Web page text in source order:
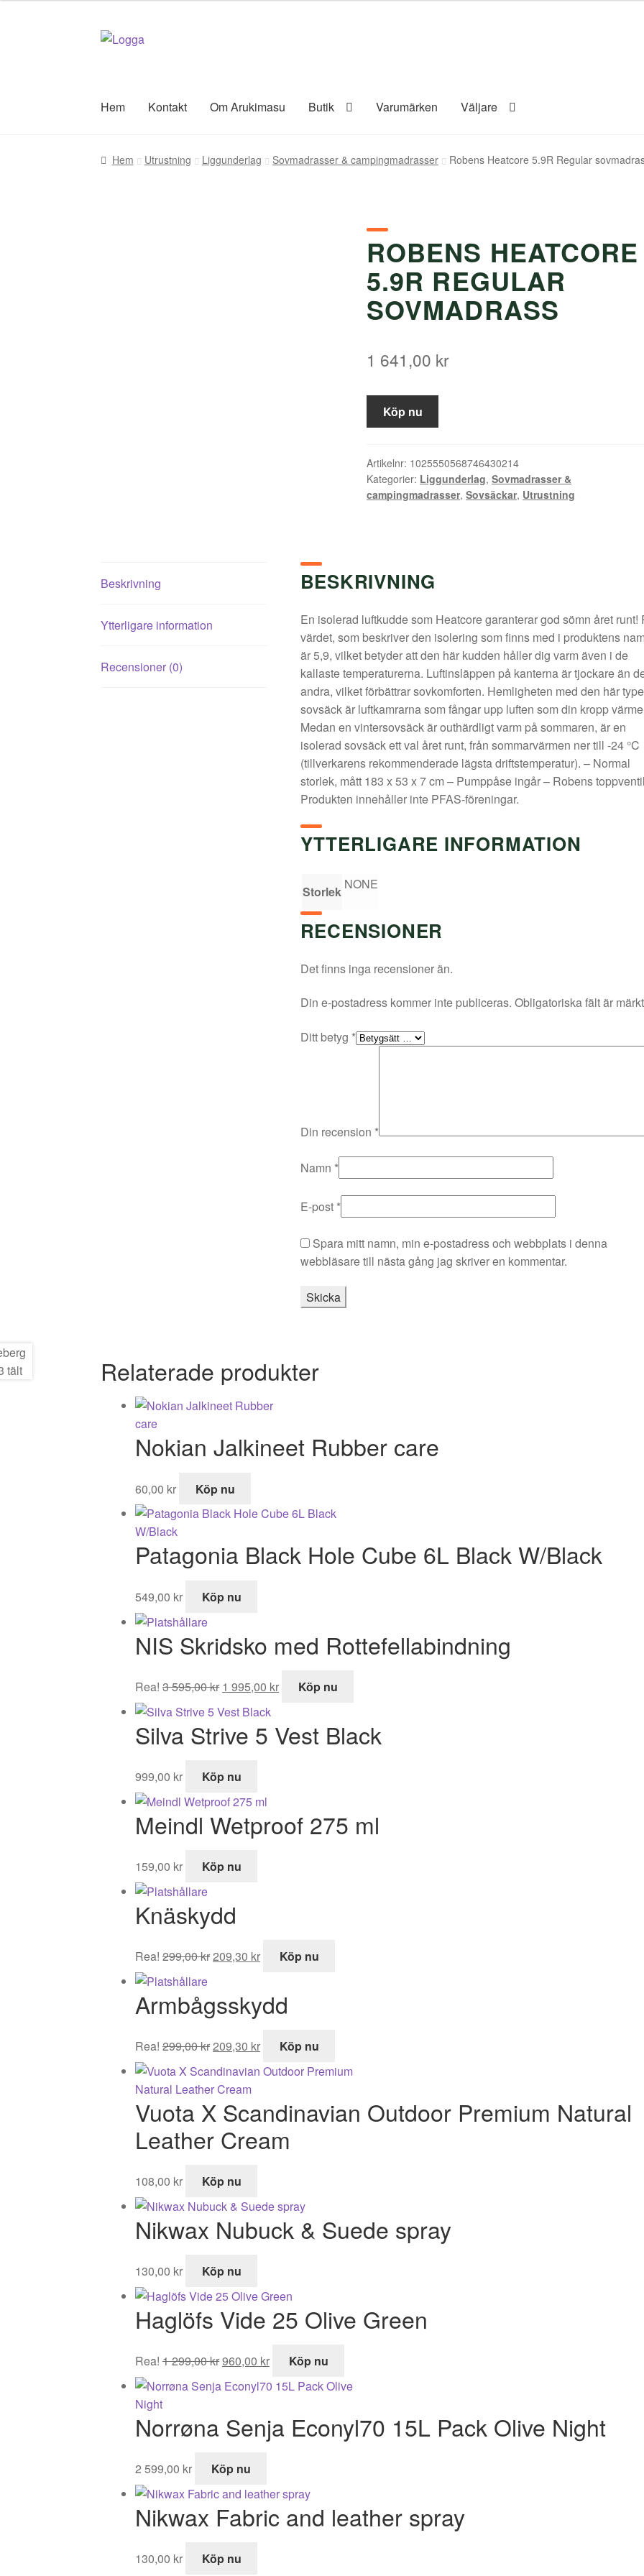
Hoppa
Hoppa
Hem
Kontakt Om Arukimasu Butik Varumärken Väljare
Hem Utrustning Liggunderlag Sovmadrasser & campingmadrasser Robens Heatcore 5.9R Regular
ROBENS HEATCORE
5.9R REGULAR
SOVMADRASS
1 641,00 kr
Köp nu
Artikelnr: 1025550568746430214
Kategorier: Liggunderlag,Sovmadrasser &
campingmadrasser,Sovsäckar, Utrustning
Beskrivning
Ytterligare information
Recensioner (0)
BESKRIVNING
En isolerad luftkudde som Heatcore garanterar god sömn året runt!
värdet, som beskriver den isolering som finns med i produktens
är 5,9, vilket betyder att den här kudden håller dig varm även i de
kallaste temperaturerna. Luftinsläppen på kanterna är tjockare än
andra, vilket förbättrar sovkomforten. Hemligheten med den här
sovsäck är luftkamrarna som fångar upp luften som din kropp
Medan en vintersovsäck är outhärdligt varm på sommaren, är en
isolerad sovsäck ett val året runt, från sommarvärmen ner till -24 °C
(tillverkarens rekommenderade lägsta driftstemperatur). – Normal
storlek, mått 183 x 53 x 7 cm – Pumppåse ingår – Robens
Produkten innehåller inte PFAS-föreningar.
YTTERLIGARE INFORMATION
Storlek NONE
RECENSIONER
Det finns inga recensioner än.
Din e-postadress kommer inte publiceras. Obligatoriska fält är
Ditt betyg *
Din recension *
Namn *
E-post *
Spara mitt namn, min e-postadress och webbplats i denna
webbläsare till nästa gång jag skriver en kommentar.
Relaterade produkter
Nokian Jalkineet Rubber care
60,00 kr Köp nu
Patagonia Black Hole Cube 6L Black W/Black
549,00 kr Köp nu
NIS Skridsko med Rottefellabindning
Rea! 3 595,00kr
ursprungliga
priset
var:
1 995,00 kr
nuvarande
är:
Köp nu
Silva Strive 5 Vest Black
999,00 kr Köp nu
Meindl Wetproof 275 ml
159,00 kr Köp nu
Knäskydd
Rea! 299,00kr
ursprungliga
var:
299,00 kr.
209,30 kr
nuvarande
är:
Köp nu
Armbågsskydd
Rea! 299,00kr
ursprungliga
priset
var:
299,00 kr.
209,30 kr
nuvarande
priset
209,30 kr.
Köp nu
Vuota X Scandinavian Outdoor Premium Natural
Leather Cream
108,00 kr Köp nu
Nikwax Nubuck & Suede spray
130,00 kr Köp nu
Haglöfs Vide 25 Olive Green
Rea! 1 299,00kr
ursprungliga
priset
1
299,00 kr.
960,00 kr
nuvarande
priset
960,00 kr.
Köp nu
Norrøna Senja Econyl70 15L Pack Olive Night
2 599,00 kr Köp nu
Nikwax Fabric and leather spray
130,00 kr Köp nu